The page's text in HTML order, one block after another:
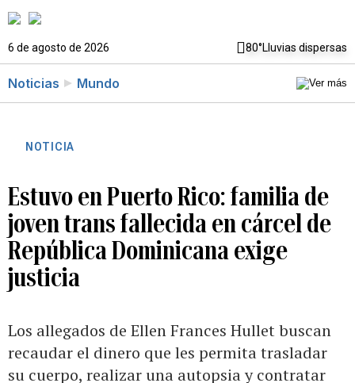
6 de agosto de 2026 80°Lluvias dispersas
Noticias Mundo
NOTICIA
Estuvo en Puerto Rico: familia de
joven trans fallecida en cárcel de
República Dominicana exige
justicia
Los allegados de Ellen Frances Hullet buscan
recaudar el dinero que les permita trasladar
su cuerpo, realizar una autopsia y contratar